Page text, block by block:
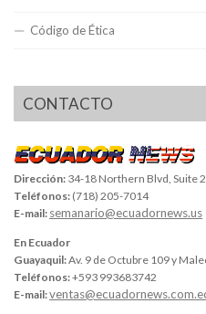
Código de Ética
CONTACTO
Dirección: 34-18 Northern Blvd, Suite
Teléfonos: (718) 205-7014
E-mail: semanario@ecuadornews.us
En Ecuador
Guayaquil:Av. 9 de Octubre 109 y
Teléfonos:+593 993683742
E-mail: